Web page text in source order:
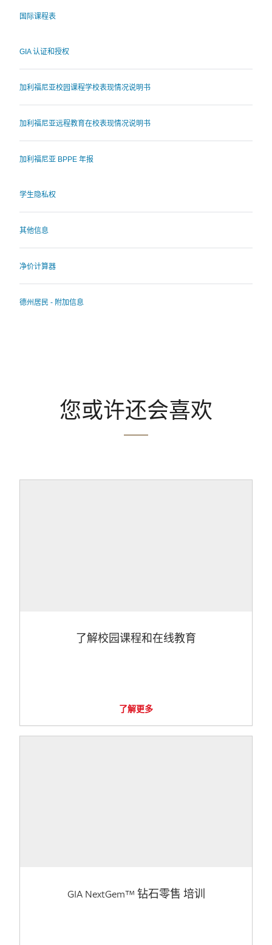
国际课程表
GIA 认证和授权
加利福尼亚校园课程学校表现情况说明书
加利福尼亚远程教育在校表现情况说明书
加利福尼亚 BPPE 年报
学生隐私权
其他信息
净价计算器
德州居民 - 附加信息
您或许还会喜欢
了解校园课程和在线教育
了解更多
GIA NextGem™ 钻石零售 培训